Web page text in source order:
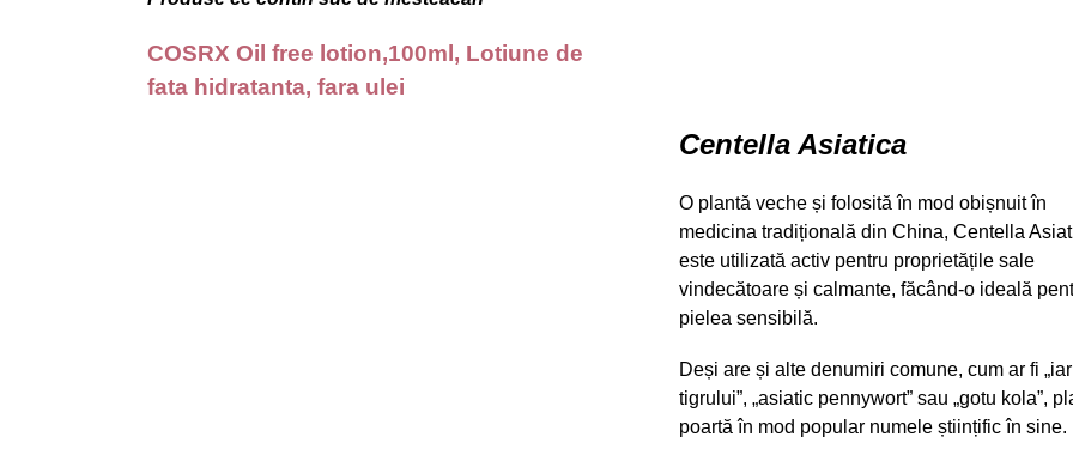
COSRX Oil free lotion,100ml, Lotiune de
fata hidratanta, fara ulei
Centella Asiatica
O plantă veche și folosită în mod obișnuit în
medicina tradițională din China, Centella
este utilizată activ pentru proprietățile sale
vindecătoare și calmante, făcând-o ideală
pielea sensibilă.
Deși are și alte denumiri comune, cum ar fi
tigrului”, „asiatic pennywort” sau „gotu kola”,
poartă în mod popular numele științific în sine.